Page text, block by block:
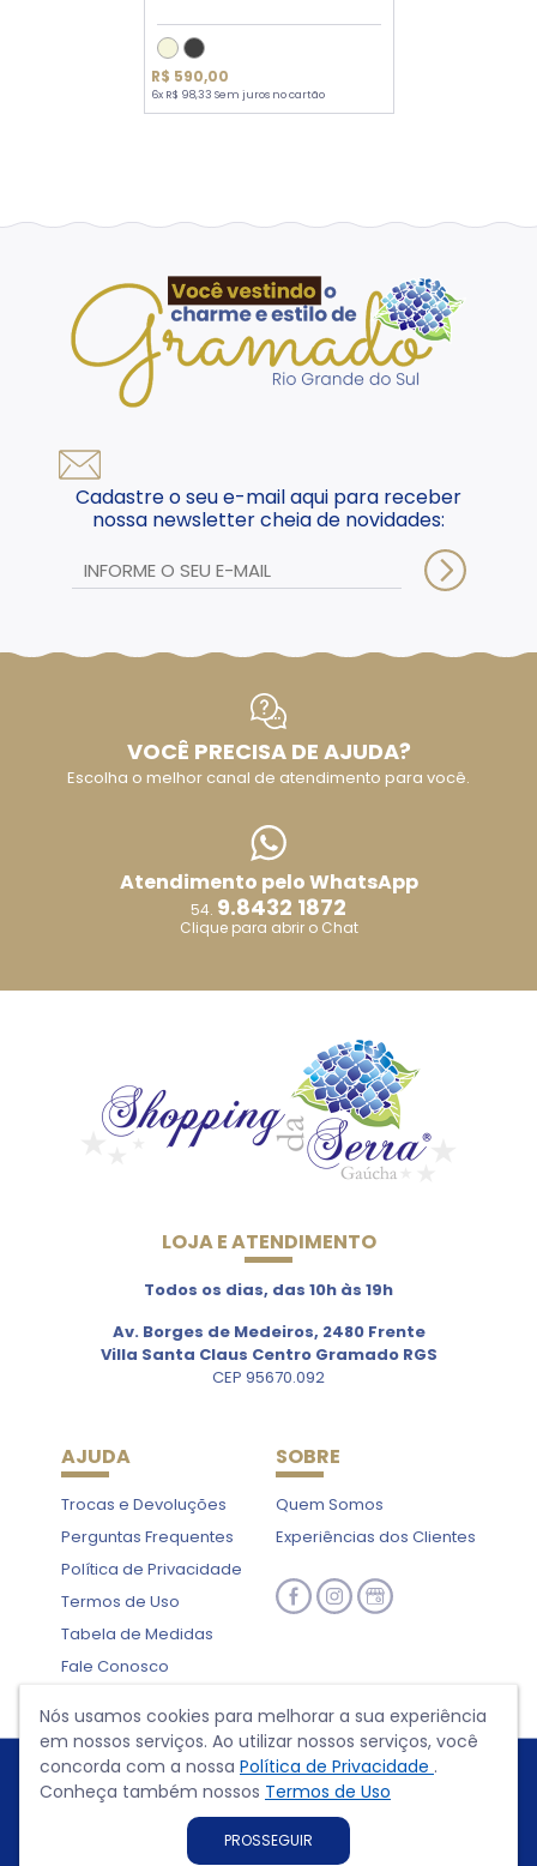
Nós usamos cookies para melhorar a sua experiência
em nossos serviços. Ao utilizar nossos serviços, você
concorda com a nossa Política de Privacidade .
Conheça também nossos Termos de Uso
PROSSEGUIR
R$ 590,00
6x R$ 98,33 Sem juros no cartão
Cadastre o seu e-mail aqui para receber
nossa newsletter cheia de novidades:
VOCÊ PRECISA DE AJUDA?
Escolha o melhor canal de atendimento para você.
Atendimento pelo WhatsApp
54. 9.8432 1872
Clique para abrir o Chat
LOJA E ATENDIMENTO
Todos os dias, das 10h às 19h
Av. Borges de Medeiros, 2480 Frente
Villa Santa Claus Centro Gramado RGS
CEP 95670.092
AJUDA
Trocas e Devoluções
Perguntas Frequentes
Política de Privacidade
Termos de Uso
Tabela de Medidas
Fale Conosco
SOBRE
Quem Somos
Experiências dos Clientes